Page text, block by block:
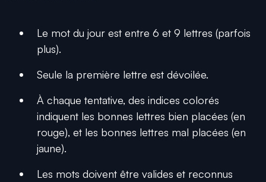
Le mot du jour est entre 6 et 9 lettres (parfois
plus).
Seule la première lettre est dévoilée.
À chaque tentative, des indices colorés
indiquent les bonnes lettres bien placées (en
rouge), et les bonnes lettres mal placées (en
jaune).
Les mots doivent être valides et reconnus